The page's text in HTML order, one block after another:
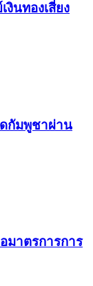
งินทอง​เสี่ยง
กัมพูชาผ่าน
มาตรการการ